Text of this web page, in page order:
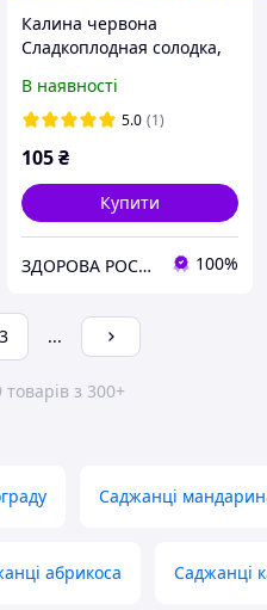
Калина червона
Сладкоплодная солодка,
В наявності
5.0 (1)
105₴
Купити
ЗДОРОВА РОСЛИНА🍃 100%
3 ...
з 300+
Саджанці
абрикоса Саджанці